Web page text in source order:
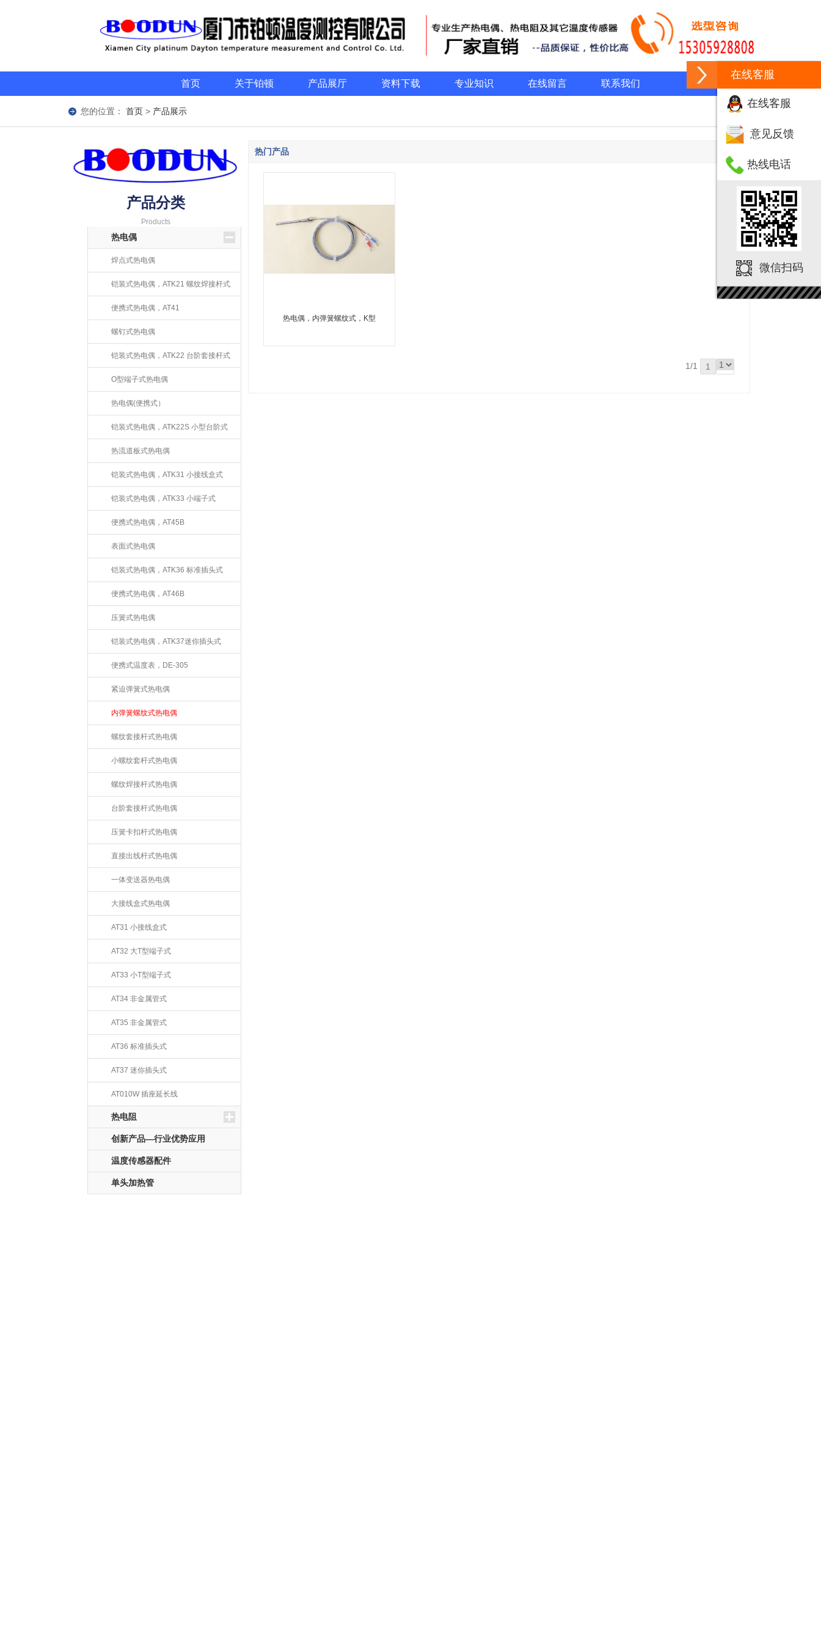
在线客服
在线客服
意见反馈
热线电话
微信扫码
首页 关于铂顿 产品展厅 资料下载 专业知识 在线留言 联系我们
您的位置： 首页 > 产品展示
产品分类
Products
热电偶
焊点式热电偶
铠装式热电偶，ATK21 螺纹焊接杆式
便携式热电偶，AT41
螺钉式热电偶
铠装式热电偶，ATK22 台阶套接杆式
O型端子式热电偶
热电偶(便携式）
铠装式热电偶，ATK22S 小型台阶式
热流道板式热电偶
铠装式热电偶，ATK31 小接线盒式
铠装式热电偶，ATK33 小端子式
便携式热电偶，AT45B
表面式热电偶
铠装式热电偶，ATK36 标准插头式
便携式热电偶，AT46B
压簧式热电偶
铠装式热电偶，ATK37迷你插头式
便携式温度表，DE-305
紧迫弹簧式热电偶
内弹簧螺纹式热电偶
螺纹套接杆式热电偶
小螺纹套杆式热电偶
螺纹焊接杆式热电偶
台阶套接杆式热电偶
压簧卡扣杆式热电偶
直接出线杆式热电偶
一体变送器热电偶
大接线盒式热电偶
AT31 小接线盒式
AT32 大T型端子式
AT33 小T型端子式
AT34 非金属管式
AT35 非金属管式
AT36 标准插头式
AT37 迷你插头式
AT010W 插座延长线
热电阻
创新产品—行业优势应用
温度传感器配件
单头加热管
热门产品
热电偶，内弹簧螺纹式，K型
1/1 1